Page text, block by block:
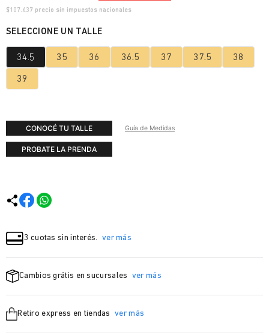
$107.437 precio sin impuestos nacionales
34.5 35 36 36.5 37 37.5 38
39
CONOCÉ TU TALLE Guía de Medidas
PROBATE LA PRENDA
3 cuotas sin interés. ver más
Cambios grátis en sucursales ver más
Retiro express en tiendas ver más